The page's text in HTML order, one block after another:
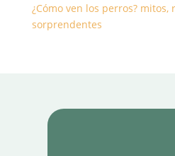
¿Cómo ven los perros? mitos,
sorprendentes